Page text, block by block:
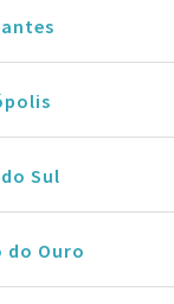
Sul
do Ouro